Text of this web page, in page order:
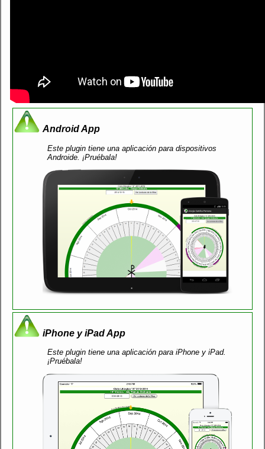
Android App
Este plugin tiene una aplicación para dispositivos
Androide. ¡Pruébala!
iPhone y iPad App
Este plugin tiene una aplicación para iPhone y iPad.
¡Pruébala!